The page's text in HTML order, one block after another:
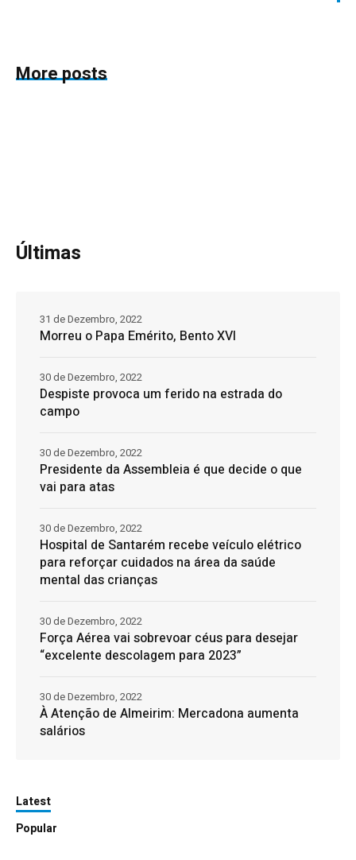
More posts
Últimas
Morreu o Papa Emérito, Bento XVI
31 de Dezembro, 2022
Despiste provoca um ferido na estrada do
campo
30 de Dezembro, 2022
Presidente da Assembleia é que decide o que
vai para atas
30 de Dezembro, 2022
Hospital de Santarém recebe veículo elétrico
para reforçar cuidados na área da saúde
mental das crianças
30 de Dezembro, 2022
Força Aérea vai sobrevoar céus para desejar
“excelente descolagem para 2023”
30 de Dezembro, 2022
À Atenção de Almeirim: Mercadona aumenta
salários
30 de Dezembro, 2022
Latest
Popular